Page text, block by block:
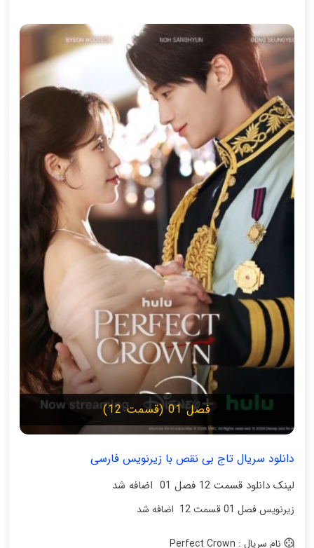
فصل 01 (قسمت 12)
دانلود سریال تاج بی‌ نقص با زیرنویس فارسی
لینک دانلود قسمت 12 فصل 01 اضافه شد
زیرنویس فصل 01 قسمت 12 اضافه شد
نام سریال : Perfect Crown